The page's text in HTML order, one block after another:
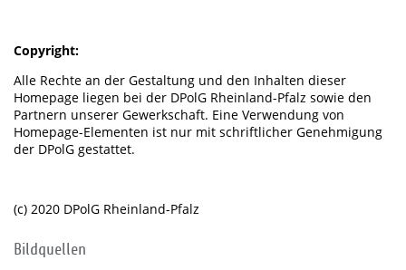
Copyright:
Alle Rechte an der Gestaltung und den Inhalten dieser
Homepage liegen bei der DPolG Rheinland-Pfalz sowie den
Partnern unserer Gewerkschaft. Eine Verwendung von
Homepage-Elementen ist nur mit schriftlicher Genehmigung
der DPolG gestattet.
(c) 2020 DPolG Rheinland-Pfalz
Bildquellen